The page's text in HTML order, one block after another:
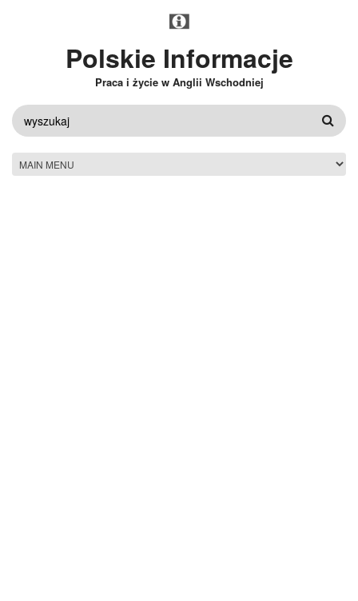
Polskie Informacje
Praca i życie w Anglii Wschodniej
FORMULARZ
WYSZUKIWANIA